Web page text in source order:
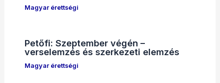
Magyar érettségi
Petőfi: Szeptember végén –
verselemzés és szerkezeti elemzés
Magyar érettségi